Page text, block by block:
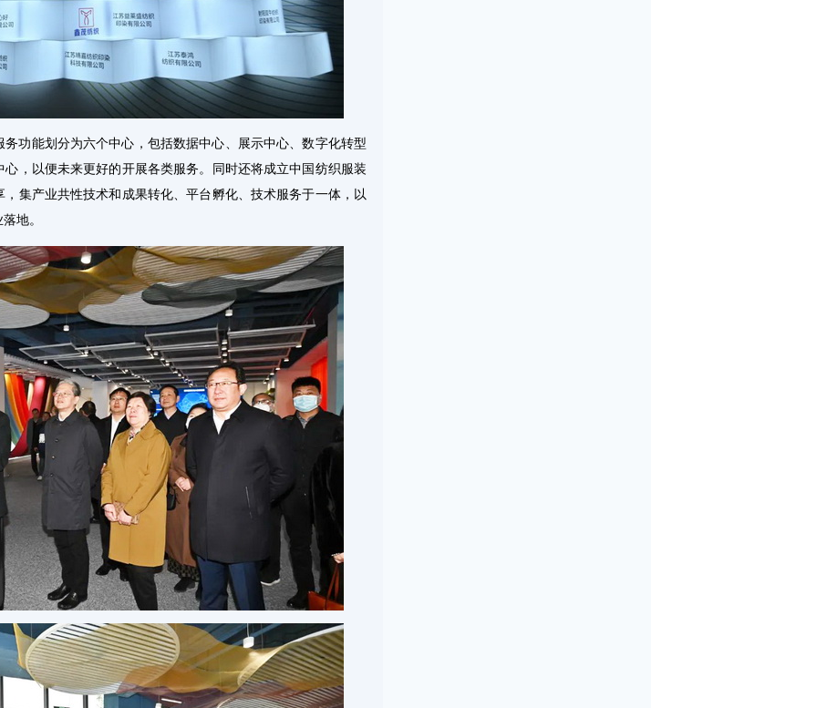
功能划分为六个中心，包括数据中心、展示中心、数字化转型
，以便未来更好的开展各类服务。同时还将成立中国纺织服装
集产业共性技术和成果转化、平台孵化、技术服务于一体，以
地。